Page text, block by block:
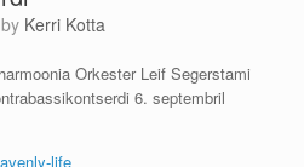
by Kerri Kotta
Orkester Leif Segerstami
6. septembril
life